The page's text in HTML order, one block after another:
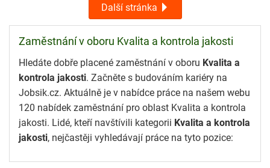
Další stránka
Zaměstnání v oboru Kvalita a kontrola jakosti
Hledáte dobře placené zaměstnání v oboru Kvalita a
kontrola jakosti. Začněte s budováním kariéry na
Jobsik.cz. Aktuálně je v nabídce práce na našem webu
120 nabídek zaměstnání pro oblast Kvalita a kontrola
jakosti. Lidé, kteří navštívili kategorii Kvalita a kontrola
jakosti, nejčastěji vyhledávají práce na tyto pozice: